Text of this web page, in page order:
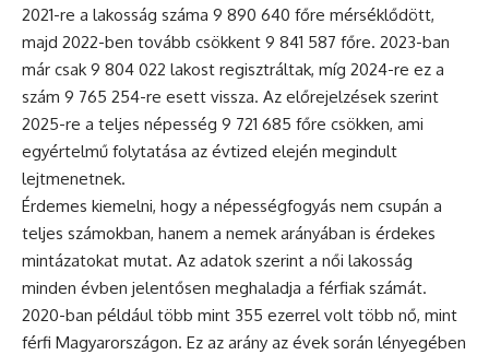
2021-re a lakosság száma 9 890 640 főre mérséklődött,
majd 2022-ben tovább csökkent 9 841 587 főre. 2023-ban
már csak 9 804 022 lakost regisztráltak, míg 2024-re ez a
szám 9 765 254-re esett vissza. Az előrejelzések szerint
2025-re a teljes népesség 9 721 685 főre csökken, ami
egyértelmű folytatása az évtized elején megindult
lejtmenetnek.
Érdemes kiemelni, hogy a népességfogyás nem csupán a
teljes számokban, hanem a nemek arányában is érdekes
mintázatokat mutat. Az adatok szerint a női lakosság
minden évben jelentősen meghaladja a férfiak számát.
2020-ban például több mint 355 ezerrel volt több nő, mint
férfi Magyarországon. Ez az arány az évek során lényegében